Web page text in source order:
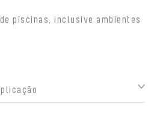
piscinas, inclusive ambientes